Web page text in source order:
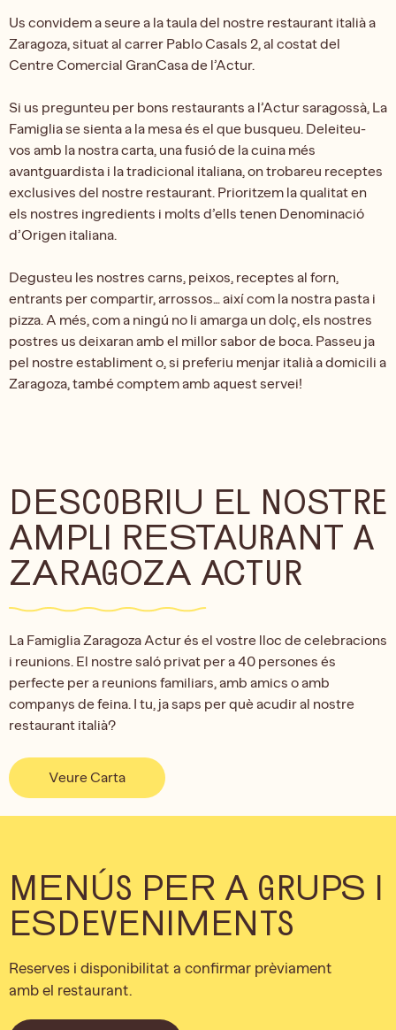
Us convidem a seure a la taula del nostre restaurant italià a
Zaragoza, situat al carrer Pablo Casals 2, al costat del
Centre Comercial GranCasa de l’Actur.
Si us pregunteu per bons restaurants a l’Actur saragossà, La
Famiglia se sienta a la mesa és el que busqueu. Deleiteu-
vos amb la nostra carta, una fusió de la cuina més
avantguardista i la tradicional italiana, on trobareu receptes
exclusives del nostre restaurant. Prioritzem la qualitat en
els nostres ingredients i molts d’ells tenen Denominació
d’Origen italiana.
Degusteu les nostres carns, peixos, receptes al forn,
entrants per compartir, arrossos… així com la nostra pasta i
pizza. A més, com a ningú no li amarga un dolç, els nostres
postres us deixaran amb el millor sabor de boca. Passeu ja
pel nostre establiment o, si preferiu menjar italià a domicili a
Zaragoza, també comptem amb aquest servei!
DESCOBRIU EL NOSTRE
AMPLI RESTAURANT A
ZARAGOZA ACTUR
La Famiglia Zaragoza Actur és el vostre lloc de celebracions
i reunions. El nostre saló privat per a 40 persones és
perfecte per a reunions familiars, amb amics o amb
companys de feina. I tu, ja saps per què acudir al nostre
restaurant italià?
Veure Carta
MENÚS PER A GRUPS I
ESDEVENIMENTS
Reserves i disponibilitat a confirmar prèviament
amb el restaurant.